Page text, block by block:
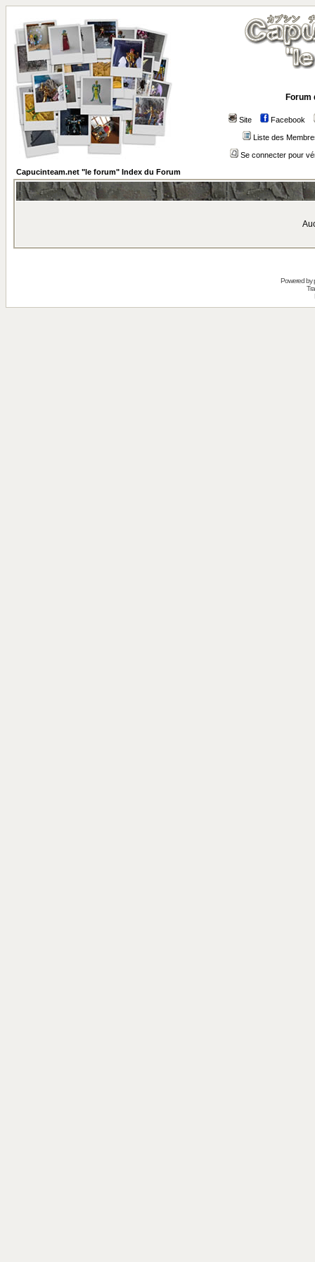
Forum
Site Facebook
Liste des
Se connecter pour
Capucinteam.net "le forum" Index du Forum
Powered by